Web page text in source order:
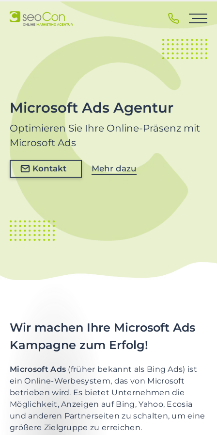
k
m
a
r
y
n
a
v
t
i
o
m
i
n
c
o
n
t
Microsoft Ads Agentur
Optimieren Sie Ihre Online-Präsenz mit
Microsoft Ads
Kontakt Mehr dazu
Wir machen Ihre Microsoft Ads
Kampagne zum Erfolg!
Microsoft Ads (früher bekannt als Bing Ads) ist
ein Online-Werbesystem, das von Microsoft
betrieben wird. Es bietet Unternehmen die
Möglichkeit, Anzeigen auf Bing, Yahoo, Ecosia
und anderen Partnerseiten zu schalten, um eine
größere Zielgruppe zu erreichen.